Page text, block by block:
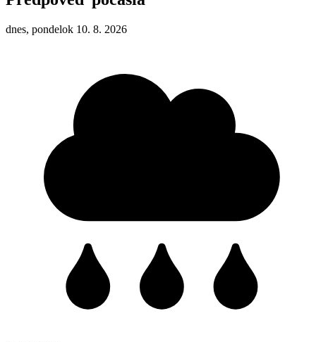
dnes, pondelok 10. 8. 2026